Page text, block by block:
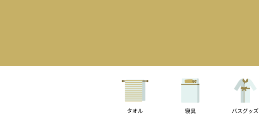
タオル 寝具 バスグッズ